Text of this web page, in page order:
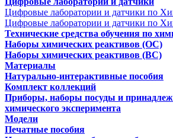
Цифровые лаборатории и датчики по
Цифровые лаборатории и датчики по
Технические средства обучения по
Наборы химических реактивов (ОС)
Наборы химических реактивов (ВС)
Материалы
Натурально-интерактивные пособия
Комплект коллекций
Приборы, наборы посуды и
химического эксперимента
Модели
Печатные пособия